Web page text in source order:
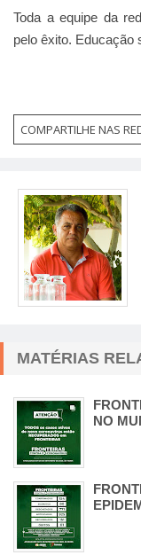
Toda a equipe da
pelo êxito. Educação
COMPARTILHE NAS
MATÉRIAS
NO